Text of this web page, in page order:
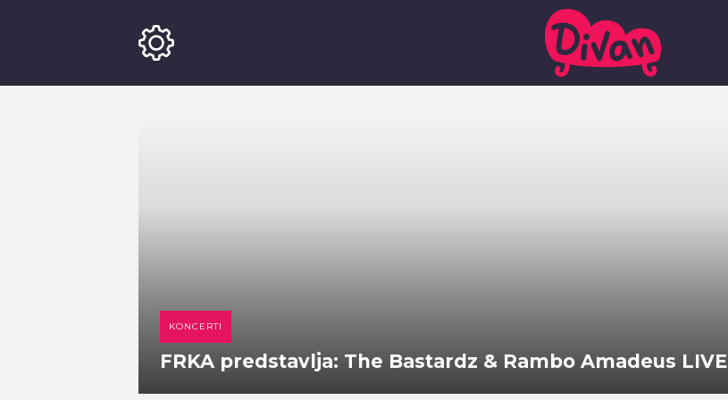
KONCERTI
FRKA predstavlja: The Bastardz & Rambo Amadeus LIVE